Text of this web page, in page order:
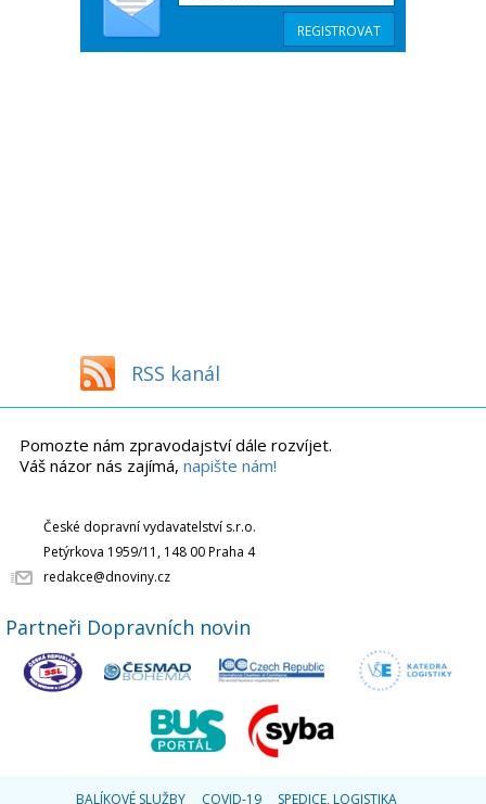
RSS kanál
Pomozte nám zpravodajství dále rozvíjet.
Váš názor nás zajímá, napište nám!
České dopravní vydavatelství s.r.o.
Petýrkova 1959/11, 148 00 Praha 4
redakce@dnoviny.cz
Partneři Dopravních novin
BALÍKOVÉ SLUŽBY COVID-19 SPEDICE, LOGISTIKA